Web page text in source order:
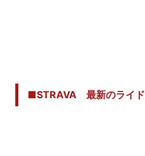
■STRAVA 最新のライド